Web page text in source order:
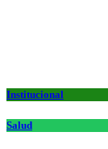
Institucional
Salud